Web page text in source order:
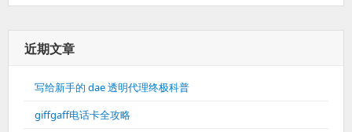
近期文章
写给新手的 dae 透明代理终极科普
giffgaff电话卡全攻略